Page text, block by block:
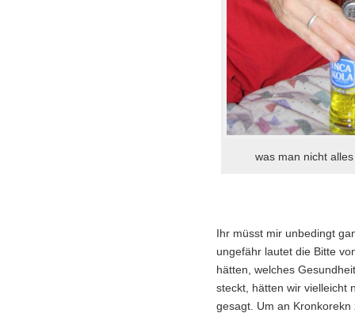
was man nicht
Ihr müsst mir unbedingt
ungefähr lautet die Bitte
hätten, welches
steckt, hätten wir vielleicht
gesagt. Um an